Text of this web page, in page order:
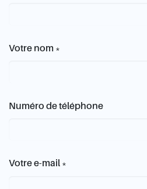
Votre nom *
Numéro de téléphone
Votre e-mail *